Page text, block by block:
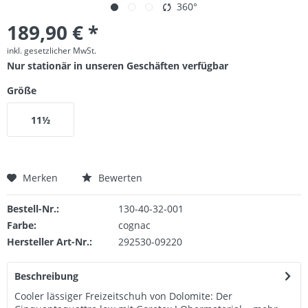
360°
189,90 € *
inkl. gesetzlicher MwSt.
Nur stationär in unseren Geschäften verfügbar
Größe
11½
Merken Bewerten
Bestell-Nr.:
130-40-32-001
Farbe:
cognac
Hersteller Art-Nr.:
292530-09220
Beschreibung
Cooler lässiger Freizeitschuh von Dolomite: Der